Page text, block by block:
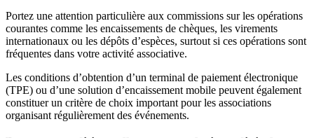
Portez une attention particulière aux commissions sur les opérations
courantes comme les encaissements de chèques, les virements
internationaux ou les dépôts d’espèces, surtout si ces opérations sont
fréquentes dans votre activité associative.
Les conditions d’obtention d’un terminal de paiement électronique
(TPE) ou d’une solution d’encaissement mobile peuvent également
constituer un critère de choix important pour les associations
organisant régulièrement des événements.